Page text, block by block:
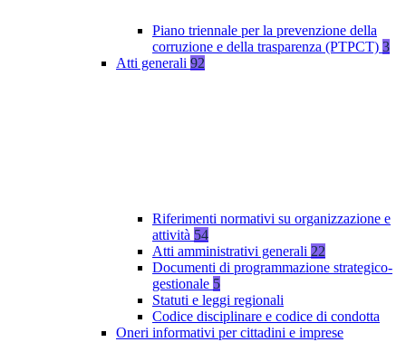
Piano triennale per la prevenzione della
corruzione e della trasparenza (PTPCT) 3
Atti generali 92
Riferimenti normativi su organizzazione e
attività 54
Atti amministrativi generali 22
Documenti di programmazione strategico-
gestionale 5
Statuti e leggi regionali
Codice disciplinare e codice di condotta
Oneri informativi per cittadini e imprese